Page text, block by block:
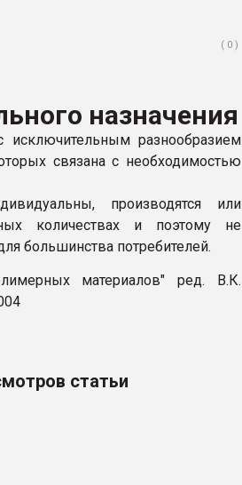
( 0 )
назначения
разнообразием
связана с необходимостью
производятся или
количествах и поэтому не
большинства потребителей.
материалов" ред. В.К.
статьи